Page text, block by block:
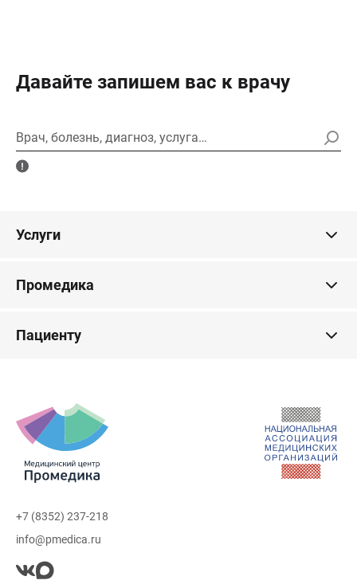
Давайте запишем вас к врачу
Врач, болезнь, диагноз, услуга…
Услуги
Промедика
Пациенту
+7 (8352) 237-218
info@pmedica.ru